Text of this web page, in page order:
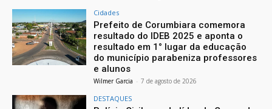
Cidades
Prefeito de Corumbiara comemora
resultado do IDEB 2025 e aponta o
resultado em 1° lugar da educação
do município parabeniza professores
e alunos
Wilmer Garcia - 7 de agosto de 2026
DESTAQUES